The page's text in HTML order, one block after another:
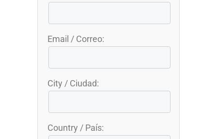
Email / Correo:
City / Ciudad:
Country / País: